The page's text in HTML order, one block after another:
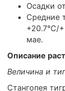
Осадки
Средние
+20.7°C/
мае.
Описание
Величина и
Стангопея